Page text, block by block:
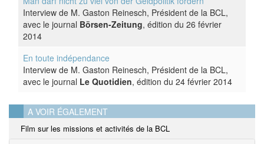
Interview de M. Gaston Reinesch, Président de la BCL,
avec le journal Börsen-Zeitung, édition du 26 février
2014
En toute indépendance
Interview de M. Gaston Reinesch, Président de la BCL,
avec le journal Le Quotidien, édition du 24 février 2014
A VOIR ÉGALEMENT
Film sur les missions et activités de la BCL